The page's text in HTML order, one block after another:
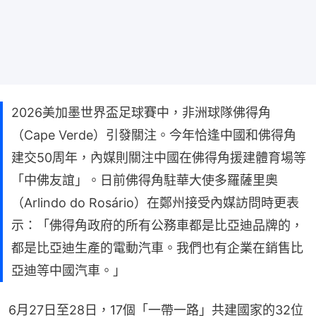
2026美加墨世界盃足球賽中，非洲球隊佛得角
（Cape Verde）引發關注。今年恰逢中國和佛得角
建交50周年，內媒則關注中國在佛得角援建體育場等
「中佛友誼」。日前佛得角駐華大使多羅薩里奧
（Arlindo do Rosário）在鄭州接受內媒訪問時更表
示：「佛得角政府的所有公務車都是比亞迪品牌的，
都是比亞迪生產的電動汽車。我們也有企業在銷售比
亞迪等中國汽車。」
6月27日至28日，17個「一帶一路」共建國家的32位